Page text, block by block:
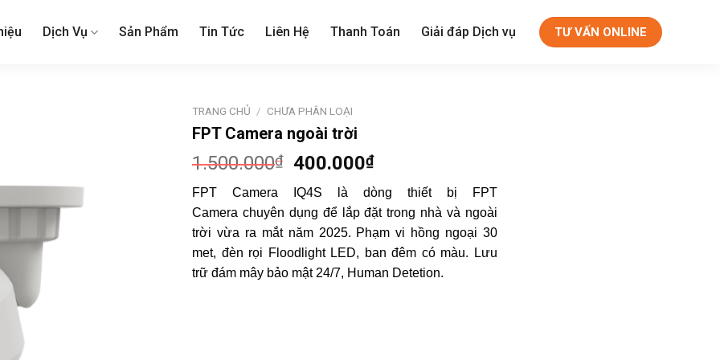
Dịch Vụ Sản Phẩm Tin Tức Liên Hệ Thanh Toán Giải đáp Dịch vụ TƯ VẤN ONLINE
TRANG CHỦ / CHƯA PHÂN LOẠI
FPT Camera ngoài trời
1.500.000₫
Giá
gốc
là:
1.500.000₫.
400.000₫Giá
hiện
tại
là:
400.000₫.
FPT Camera IQ4S là dòng thiết bị FPT
Camera chuyên dụng để lắp đặt trong nhà và ngoài
trời vừa ra mắt năm 2025. Phạm vi hồng ngoại 30
met, đèn rọi Floodlight LED, ban đêm có màu. Lưu
trữ đám mây bảo mật 24/7, Human Detetion.